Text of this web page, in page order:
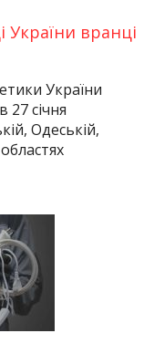
України вранці
України
27 січня
Одеській,